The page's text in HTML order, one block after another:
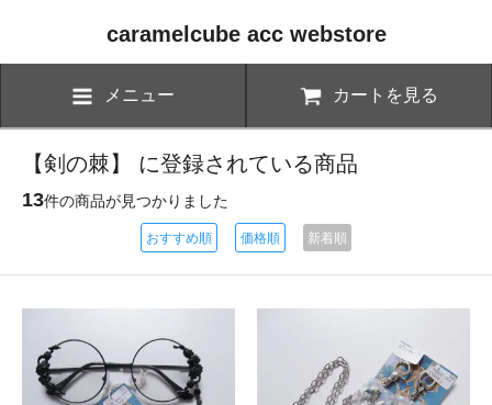
caramelcube acc webstore
メニュー カートを見る
【剣の棘】 に登録されている商品
13件の商品が見つかりました
おすすめ順 価格順 新着順